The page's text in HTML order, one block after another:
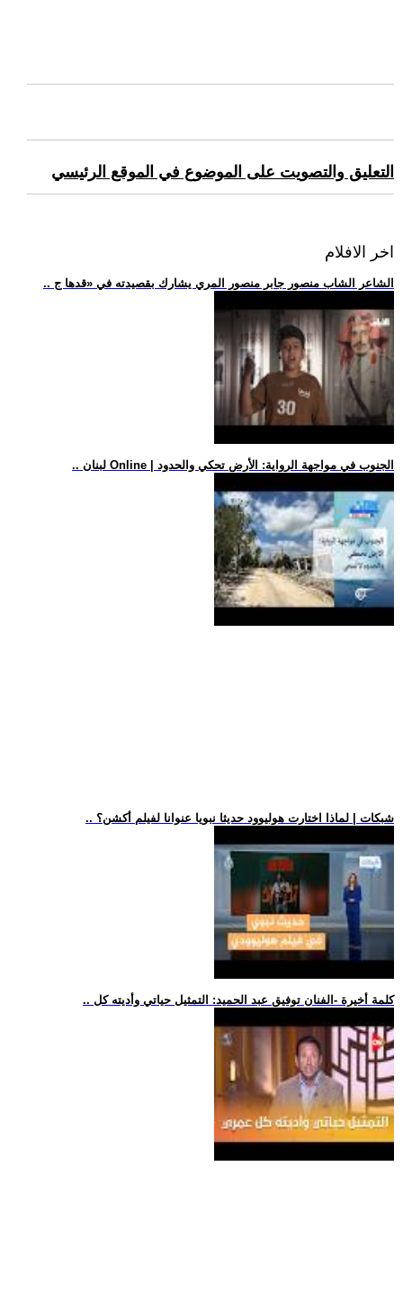
التعليق والتصويت على الموضوع في الموقع الرئيسي
اخر الافلام
.. الشاعر الشاب منصور جابر منصور المري يشارك بقصيدته في «قدها ج
.. لبنان Online | الجنوب في مواجهة الرواية: الأرض تحكي والحدود
.. شبكات | لماذا اختارت هوليوود حديثا نبويا عنوانا لفيلم أكشن؟
.. كلمة أخيرة -الفنان توفيق عبد الحميد: التمثيل حياتي وأديته كل